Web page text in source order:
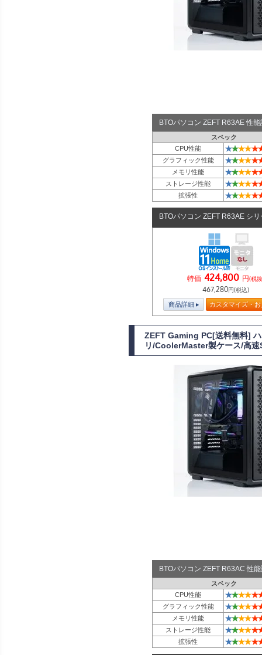
BTOパソコン ZEFT R63AE 性
スペック
CPU性能
★★★★★
グラフィック性能 ★★★★★
メモリ性能 ★★★★★
ストレージ性能 ★★★★★
拡張性 ★★★★★
BTOパソコン ZEFT R63AE シリ
特価 424,800 円(税
467,280円(税込)
商品詳細 カスタマイズ・
ZEFT Gaming PC[送料無料]
リ/CoolerMaster製ケース/高速
BTOパソコン ZEFT R63AC 性
スペック
CPU性能
★★★★★
グラフィック性能 ★★★★★
メモリ性能 ★★★★★
ストレージ性能 ★★★★★
拡張性 ★★★★★